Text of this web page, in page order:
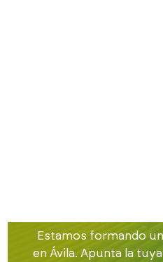
Estamos formando
en Ávila. Apunta la